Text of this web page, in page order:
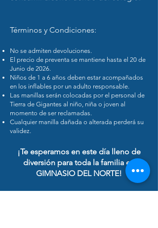
Términos y Condiciones:
No se admiten devoluciones.
El precio de preventa se mantiene hasta el 20 de
Junio de 2026.
Niños de 1 a 6 años deben estar acompañados
en los inflables por un adulto responsable.
Las manillas serán colocadas por el personal de
Tierra de Gigantes al niño, niña o joven al
momento de ser reclamadas.
Cualquier manilla dañada o alterada perderá su
validez.
¡Te esperamos en este día lleno de
diversión para toda la familia en
GIMNASIO DEL NORTE!